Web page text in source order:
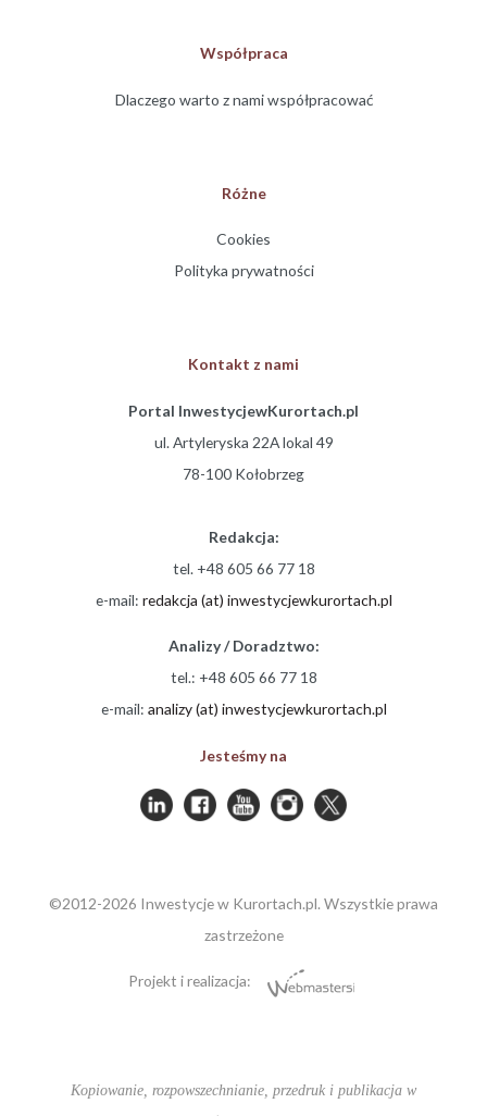
Współpraca
Dlaczego warto z nami współpracować
Różne
Cookies
Polityka prywatności
Kontakt z nami
Portal InwestycjewKurortach.pl
ul. Artyleryska 22A lokal 49
78-100 Kołobrzeg
Redakcja:
tel. +48 605 66 77 18
e-mail: redakcja (at) inwestycjewkurortach.pl
Analizy / Doradztwo:
tel.: +48 605 66 77 18
e-mail: analizy (at) inwestycjewkurortach.pl
Jesteśmy na
©2012-2026 Inwestycje w Kurortach.pl. Wszystkie prawa
zastrzeżone
Projekt i realizacja:
Kopiowanie, rozpowszechnianie, przedruk i publikacja w